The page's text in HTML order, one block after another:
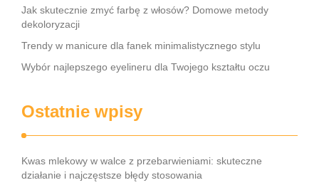
Jak skutecznie zmyć farbę z włosów? Domowe metody
dekoloryzacji
Trendy w manicure dla fanek minimalistycznego stylu
Wybór najlepszego eyelineru dla Twojego kształtu oczu
Ostatnie wpisy
Kwas mlekowy w walce z przebarwieniami: skuteczne
działanie i najczęstsze błędy stosowania